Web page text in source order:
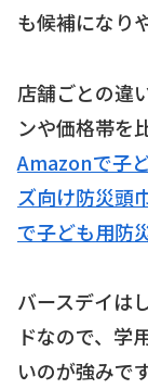
も候補になり
店舗ごとの違
ンや価格帯を
Amazonで子
ズ向け防災頭
で子ども用防
バースデイは
ドなので、学
いのが強みです